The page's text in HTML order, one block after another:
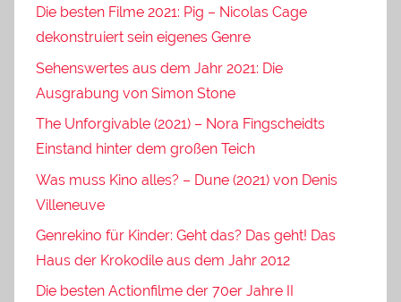
Die besten Filme 2021: Pig – Nicolas Cage
dekonstruiert sein eigenes Genre
Sehenswertes aus dem Jahr 2021: Die
Ausgrabung von Simon Stone
The Unforgivable (2021) – Nora Fingscheidts
Einstand hinter dem großen Teich
Was muss Kino alles? – Dune (2021) von Denis
Villeneuve
Genrekino für Kinder: Geht das? Das geht! Das
Haus der Krokodile aus dem Jahr 2012
Die besten Actionfilme der 70er Jahre II